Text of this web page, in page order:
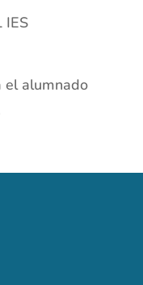
IES
el alumnado